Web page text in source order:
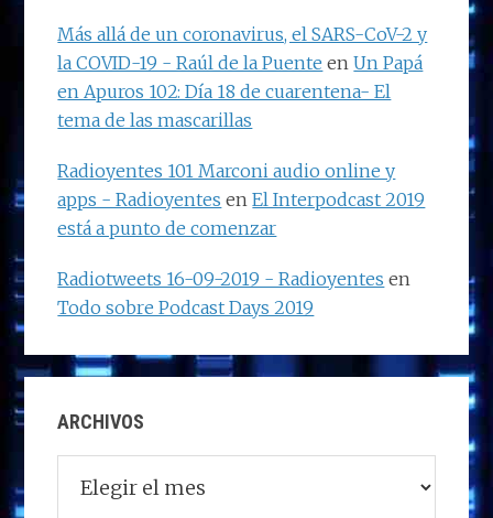
Más allá de un coronavirus, el SARS-CoV-2 y
la COVID-19 - Raúl de la Puente enUn Papá
en Apuros 102: Día 18 de cuarentena- El
tema de las mascarillas
Radioyentes 101 Marconi audio online y
apps - Radioyentes enEl Interpodcast 2019
está a punto de comenzar
Radiotweets 16-09-2019 - Radioyentes en
Todo sobre Podcast Days 2019
ARCHIVOS